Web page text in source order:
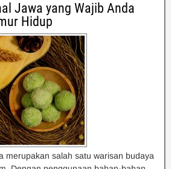
Jawa yang Wajib Anda
Hidup
merupakan salah satu warisan budaya